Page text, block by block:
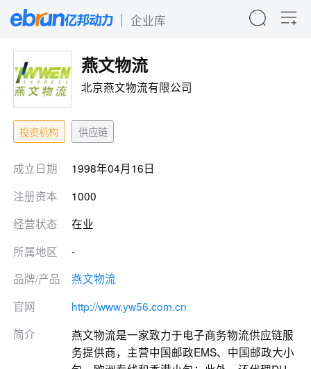
企业库
燕文物流
北京燕文物流有限公司
投资机构 供应链
成立日期
1998年04月16日
注册资本
1000
经营状态
在业
所属地区
-
品牌/产品
燕文物流
官网
http://www.yw56.com.cn
简介
燕文物流是一家致力于电子商务物流供应链服
务提供商，主营中国邮政EMS、中国邮政大小